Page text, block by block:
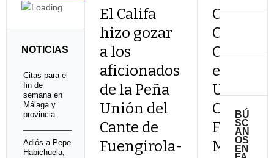
El Califa
hizo gozar
a los
aficionados
de la Peña
Unión del
Cante de
Fuengirola-
Cita con
Califa y
Califa
en la
Unión
Cante de
Mijas
BÚ
SC
AN
OS
EN
NOTICIAS
Citas para el
fin de
semana en
Málaga y
provincia
Adiós a Pepe
Habichuela,